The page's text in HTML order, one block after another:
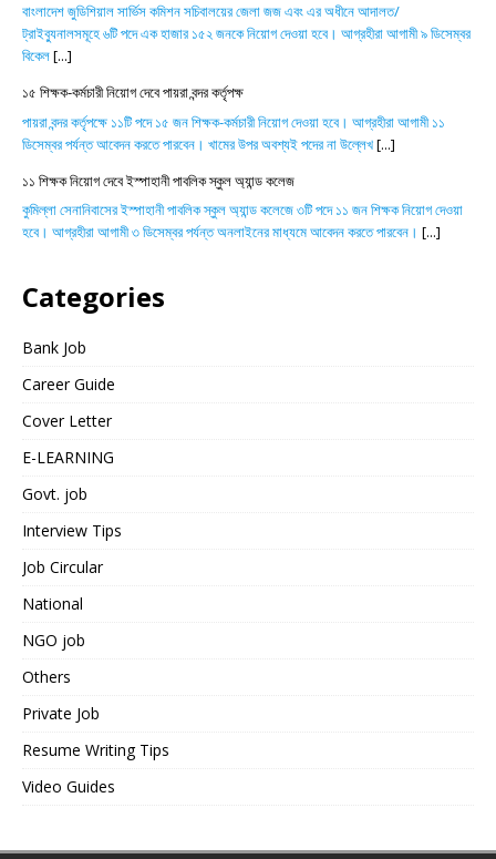
বাংলাদেশ জুডিশিয়াল সার্ভিস কমিশন সচিবালয়ের জেলা জজ এবং এর অধীনে আদালত/
ট্রাইব্যুনালসমূহে ৬টি পদে এক হাজার ১৫২ জনকে নিয়োগ দেওয়া হবে। আগ্রহীরা আগামী ৯ ডিসেম্বর
বিকেল[...]
১৫ শিক্ষক-কর্মচারী নিয়োগ দেবে পায়রা বন্দর কর্তৃপক্ষ
পায়রা বন্দর কর্তৃপক্ষে ১১টি পদে ১৫ জন শিক্ষক-কর্মচারী নিয়োগ দেওয়া হবে। আগ্রহীরা আগামী ১১
ডিসেম্বর পর্যন্ত আবেদন করতে পারবেন। খামের উপর অবশ্যই পদের না উল্লেখ[...]
১১ শিক্ষক নিয়োগ দেবে ইস্পাহানী পাবলিক স্কুল অ্যান্ড কলেজ
কুমিল্লা সেনানিবাসের ইস্পাহানী পাবলিক স্কুল অ্যান্ড কলেজে ৩টি পদে ১১ জন শিক্ষক নিয়োগ দেওয়া
হবে। আগ্রহীরা আগামী ৩ ডিসেম্বর পর্যন্ত অনলাইনের মাধ্যমে আবেদন করতে পারবেন। [...]
Categories
Bank Job
Career Guide
Cover Letter
E-LEARNING
Govt. job
Interview Tips
Job Circular
National
NGO job
Others
Private Job
Resume Writing Tips
Video Guides